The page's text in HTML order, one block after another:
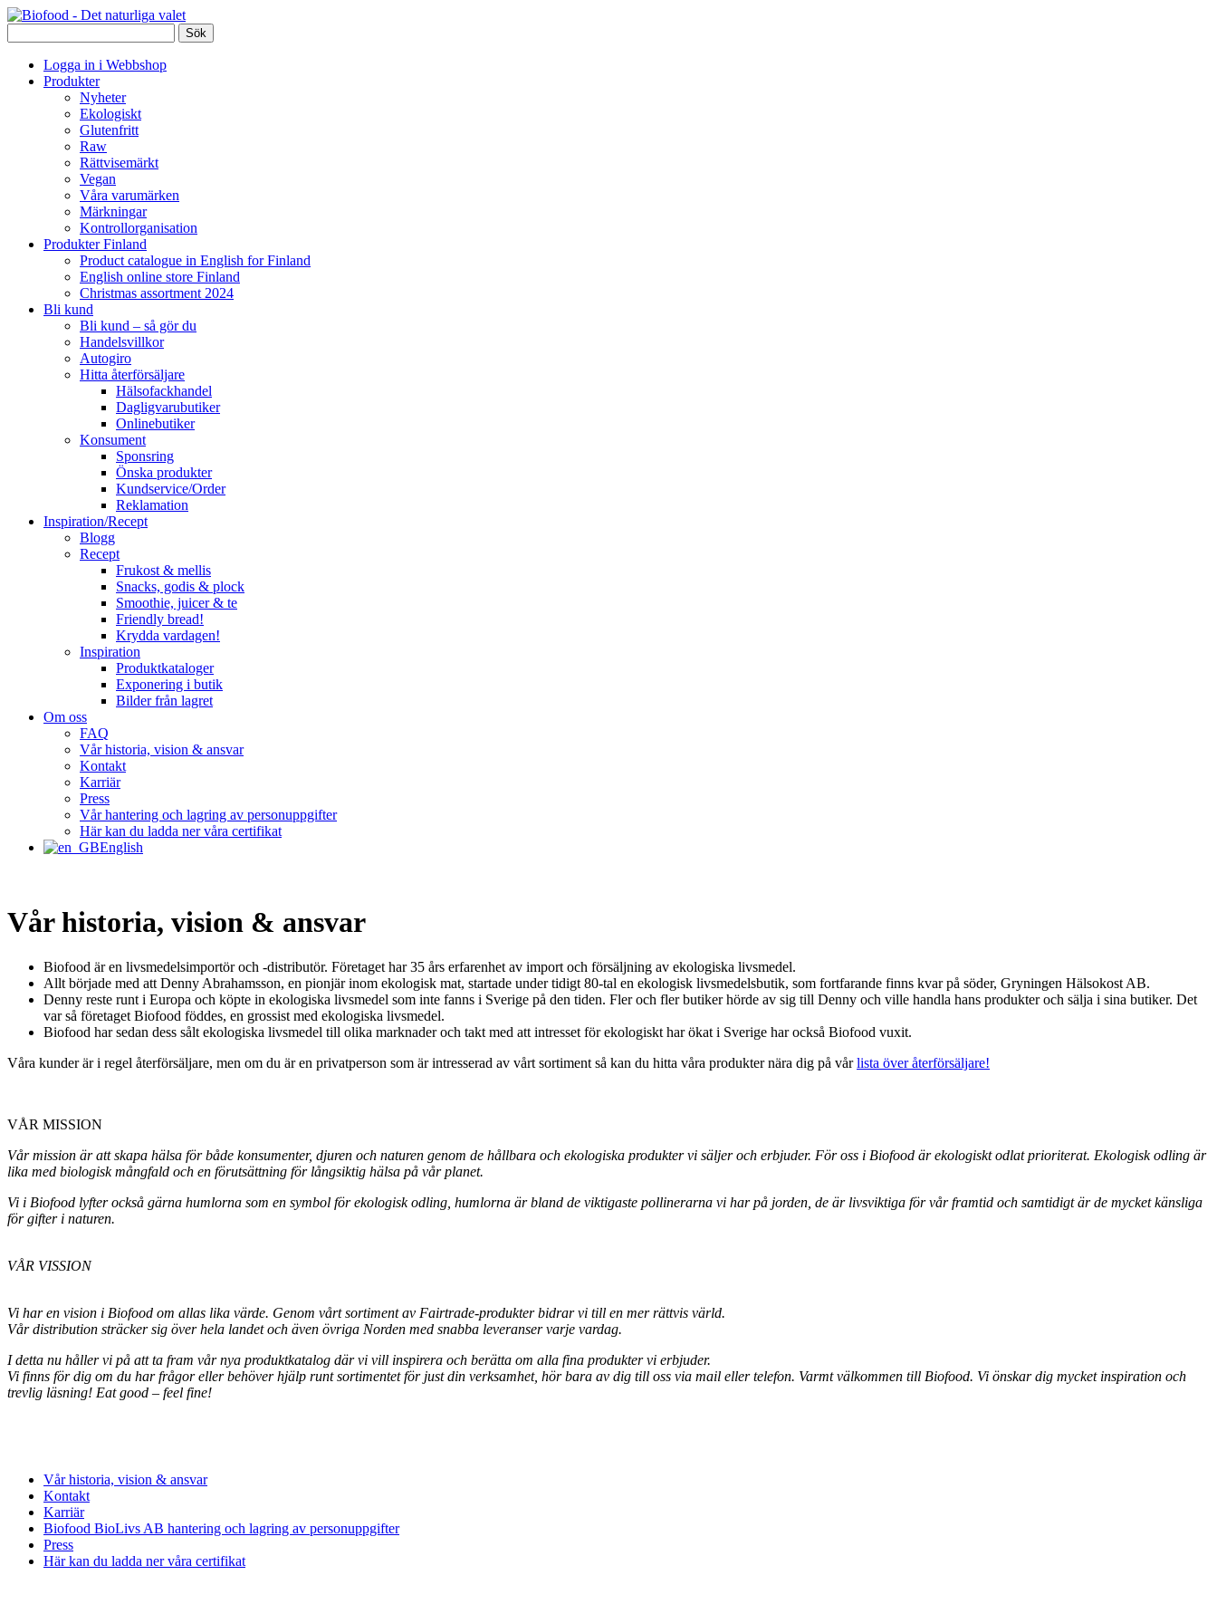
Logga in i Webbshop
Produkter
Nyheter
Ekologiskt
Glutenfritt
Raw
Rättvisemärkt
Vegan
Våra varumärken
Märkningar
Kontrollorganisation
Produkter Finland
Product catalogue in English for Finland
English online store Finland
Christmas assortment 2024
Bli kund
Bli kund – så gör du
Handelsvillkor
Autogiro
Hitta återförsäljare
Hälsofackhandel
Dagligvarubutiker
Onlinebutiker
Konsument
Sponsring
Önska produkter
Kundservice/Order
Reklamation
Inspiration/Recept
Blogg
Recept
Frukost & mellis
Snacks, godis & plock
Smoothie, juicer & te
Friendly bread!
Krydda vardagen!
Inspiration
Produktkataloger
Exponering i butik
Bilder från lagret
Om oss
FAQ
Vår historia, vision & ansvar
Kontakt
Karriär
Press
Vår hantering och lagring av personuppgifter
Här kan du ladda ner våra certifikat
English
Vår historia, vision & ansvar
Biofood är en livsmedelsimportör och -distributör. Företaget har 35 års erfarenhet av import och försäljning av ekologiska livsmedel.
Allt började med att Denny Abrahamsson, en pionjär inom ekologisk mat, startade under tidigt 80-tal en ekologisk livsmedelsbutik, som fortfarande finns kvar på söder, Gryningen Hälsokost AB.
Denny reste runt i Europa och köpte in ekologiska livsmedel som inte fanns i Sverige på den tiden. Fler och fler butiker hörde av sig till Denny och ville handla hans produkter och sälja i sina butiker. Det
var så företaget Biofood föddes, en grossist med ekologiska livsmedel.
Biofood har sedan dess sålt ekologiska livsmedel till olika marknader och takt med att intresset för ekologiskt har ökat i Sverige har också Biofood vuxit.
Våra kunder är i regel återförsäljare, men om du är en privatperson som är intresserad av vårt sortiment så kan du hitta våra produkter nära dig på vårlista över återförsäljare!
VÅR MISSION
Vår mission är att skapa hälsa för både konsumenter, djuren och naturen genom de hållbara och ekologiska produkter vi säljer och erbjuder. För oss i Biofood är ekologiskt odlat prioriterat. Ekologisk odling är
lika med biologisk mångfald och en förutsättning för långsiktig hälsa på vår planet.
Vi i Biofood lyfter också gärna humlorna som en symbol för ekologisk odling, humlorna är bland de viktigaste pollinerarna vi har på jorden, de är livsviktiga för vår framtid och samtidigt är de mycket känsliga
för gifter i naturen.
VÅR VISSION
Vi har en vision i Biofood om allas lika värde. Genom vårt sortiment av Fairtrade-produkter bidrar vi till en mer rättvis värld.
Vår distribution sträcker sig över hela landet och även övriga Norden med snabba leveranser varje vardag.
I detta nu håller vi på att ta fram vår nya produktkatalog där vi vill inspirera och berätta om alla fina produkter vi erbjuder.
Vi finns för dig om du har frågor eller behöver hjälp runt sortimentet för just din verksamhet, hör bara av dig till oss via mail eller telefon. Varmt välkommen till Biofood. Vi önskar dig mycket inspiration och
trevlig läsning! Eat good – feel fine!
Vår historia, vision & ansvar
Kontakt
Karriär
Biofood BioLivs AB hantering och lagring av personuppgifter
Press
Här kan du ladda ner våra certifikat